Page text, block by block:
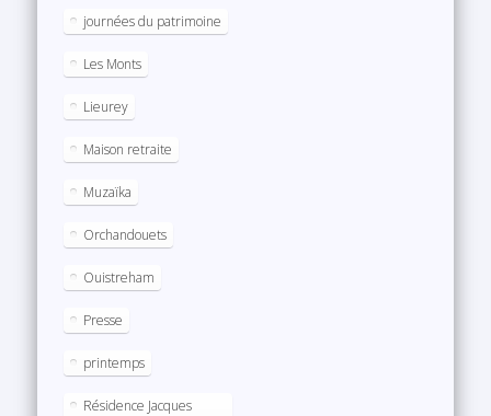
journées du patrimoine
Les Monts
Lieurey
Maison retraite
Muzaïka
Orchandouets
Ouistreham
Presse
printemps
Résidence Jacques